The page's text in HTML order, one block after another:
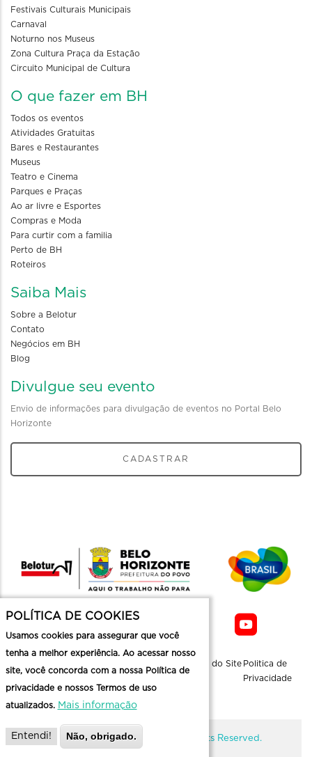
Festivais Culturais Municipais
Carnaval
Noturno nos Museus
Zona Cultura Praça da Estação
Circuito Municipal de Cultura
O que fazer em BH
Todos os eventos
Atividades Gratuitas
Bares e Restaurantes
Museus
Teatro e Cinema
Parques e Praças
Ao ar livre e Esportes
Compras e Moda
Para curtir com a familia
Perto de BH
Roteiros
Saiba Mais
Sobre a Belotur
Contato
Negócios em BH
Blog
Divulgue seu evento
Envio de informações para divulgação de eventos no Portal Belo
Horizonte
CADASTRAR
Mapa do Site Politica de
Privacidade
@ Copyright Belotur 2026. All Rights Reserved.
POLÍTICA DE COOKIES
Usamos cookies para assegurar que você
tenha a melhor experiência. Ao acessar nosso
site, você concorda com a nossa Política de
privacidade e nossos Termos de uso
atualizados. Mais informação
Entendi! Não, obrigado.